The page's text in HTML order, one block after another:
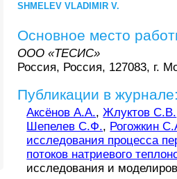
SHMELEV VLADIMIR V.
Основное место
ООО «ТЕСИС»
Россия, Россия, 127083, г.
Публикации в
Аксёнов А.А.,Жлуктов С.В.
Шепелев С.Ф., Рогожкин
исследования процесса
потоков натриевого
исследования и